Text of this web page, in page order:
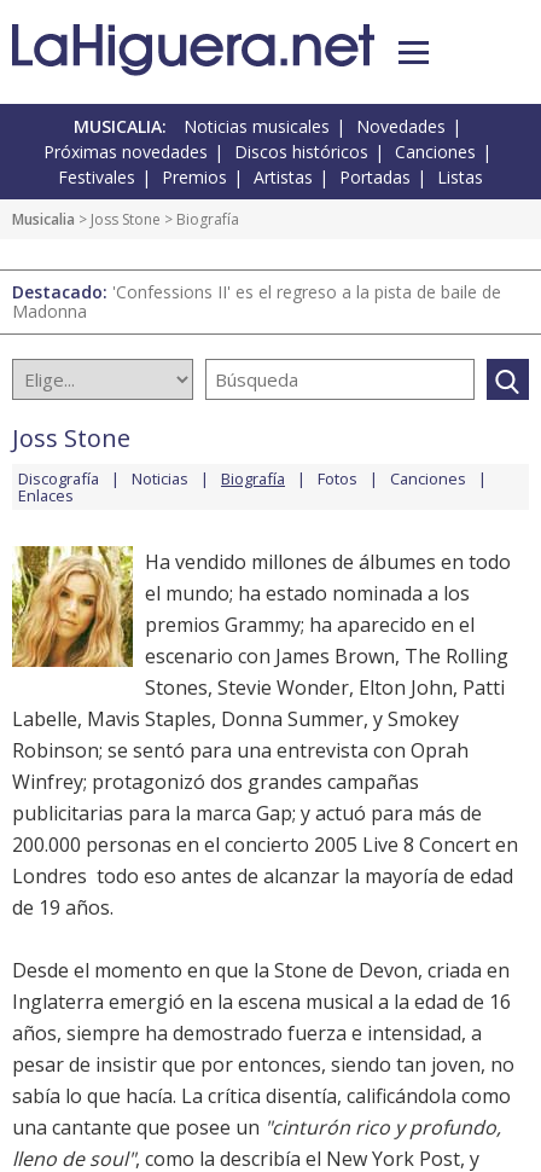
MUSICALIA: Noticias musicales
Novedades
Próximas novedades
Discos históricos
Canciones
Festivales
Premios Artistas Portadas Listas
Musicalia > Joss Stone > Biografía
Destacado: 'Confessions II' es el regreso a la pista de baile de
Madonna
Joss Stone
Discografía Noticias Biografía Fotos Canciones
Enlaces
Ha vendido millones de álbumes en todo
el mundo; ha estado nominada a los
premios Grammy; ha aparecido en el
escenario con James Brown, The Rolling
Stones, Stevie Wonder, Elton John, Patti
Labelle, Mavis Staples, Donna Summer, y Smokey
Robinson; se sentó para una entrevista con Oprah
Winfrey; protagonizó dos grandes campañas
publicitarias para la marca Gap; y actuó para más de
200.000 personas en el concierto 2005 Live 8 Concert en
Londres  todo eso antes de alcanzar la mayoría de edad
de 19 años.
Desde el momento en que la Stone de Devon, criada en
Inglaterra emergió en la escena musical a la edad de 16
años, siempre ha demostrado fuerza e intensidad, a
pesar de insistir que por entonces, siendo tan joven, no
sabía lo que hacía. La crítica disentía, calificándola como
una cantante que posee un "cinturón rico y profundo,
lleno de soul", como la describía el New York Post, y